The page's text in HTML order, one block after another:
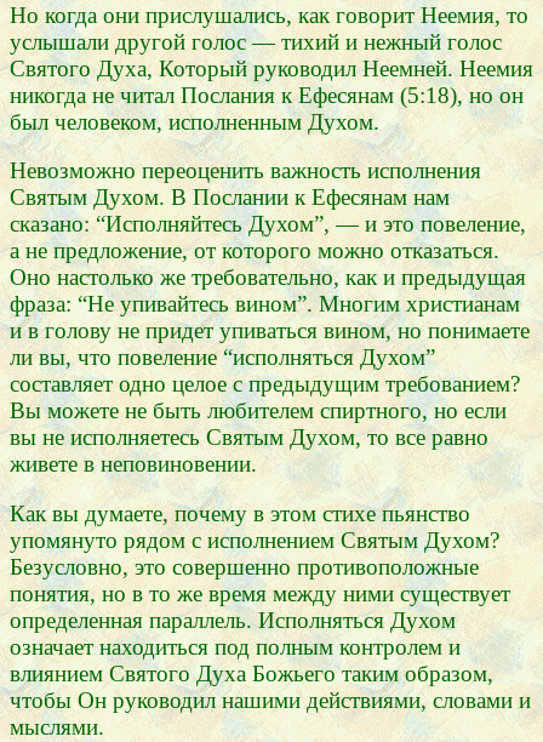
Но когда они прислушались, как говорит Неемия, то
услышали другой голос — тихий и нежный голос
Святого Духа, Который руководил Неемней. Неемия
никогда не читал Послания к Ефесянам (5:18), но он
был человеком, исполненным Духом.
Невозможно переоценить важность исполнения
Святым Духом. В Послании к Ефесянам нам
сказано: “Исполняйтесь Духом”, — и это повеление,
а не предложение, от которого можно отказаться.
Оно настолько же требовательно, как и предыдущая
фраза: “Не упивайтесь вином”. Многим христианам
и в голову не придет упиваться вином, но понимаете
ли вы, что повеление “исполняться Духом”
составляет одно целое с предыдущим требованием?
Вы можете не быть любителем спиртного, но если
вы не исполняетесь Святым Духом, то все равно
живете в неповиновении.
Как вы думаете, почему в этом стихе пьянство
упомянуто рядом с исполнением Святым Духом?
Безусловно, это совершенно противоположные
понятия, но в то же время между ними существует
определенная параллель. Исполняться Духом
означает находиться под полным контролем и
влиянием Святого Духа Божьего таким образом,
чтобы Он руководил нашими действиями, словами и
мыслями.